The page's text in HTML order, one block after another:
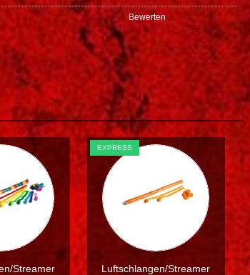
Bewerten
Streamer
EXPRESS
Luftschlangen/Streamer